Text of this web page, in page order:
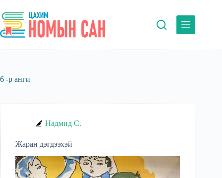
to
content
6 -р анги
Надмид С.
Жаран дэгдээхэй